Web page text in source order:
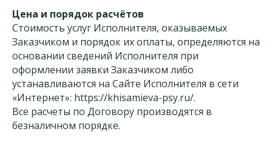
Цена и порядок расчётов
Стоимость услуг Исполнителя, оказываемых
Заказчиком и порядок их оплаты, определяются на
основании сведений Исполнителя при
оформлении заявки Заказчиком либо
устанавливаются на Сайте Исполнителя в сети
«Интернет»: https://khisamieva-psy.ru/.
Все расчеты по Договору производятся в
безналичном порядке.